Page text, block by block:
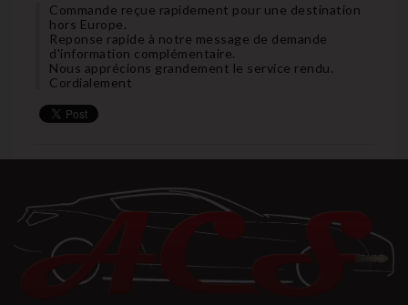
Commande reçue rapidement pour une destination
hors Europe.
Reponse rapide à notre message de demande
d'information complémentaire.
Nous apprécions grandement le service rendu.
Cordialement